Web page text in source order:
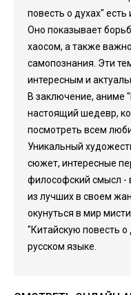
повесть о духах"
Оно показывает
хаосом, а также
самопознания. Эти
интересным и
В заключение, аниме
настоящий шедевр,
посмотреть всем
Уникальный
сюжет, интересные
философский смысл -
из лучших в своем
окунуться в мир
"Китайскую повесть о
русском языке.